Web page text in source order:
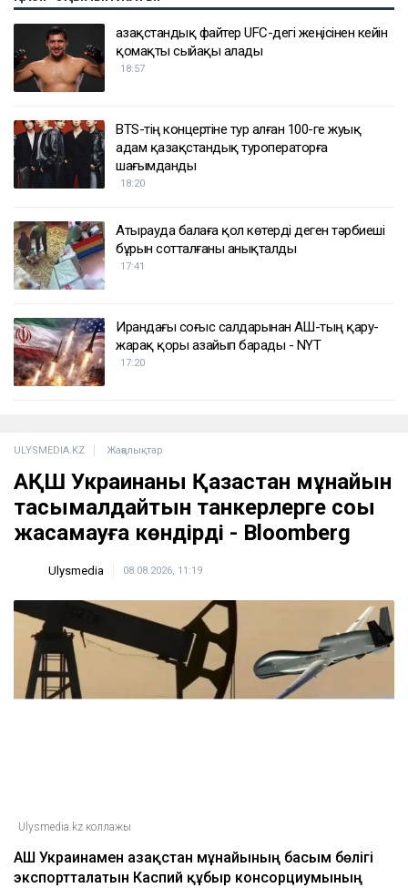
Қазақстандық файтер UFC-дегі жеңісінен кейін
қомақты сыйақы алады
18:57
BTS-тің концертіне тур алған 100-ге жуық
адам қазақстандық туроператорға
шағымданды
18:20
Атырауда балаға қол көтерді деген тәрбиеші
бұрын сотталғаны анықталды
17:41
Ирандағы соғыс салдарынан АҚШ-тың қару-
жарақ қоры азайып барады - NYT
17:20
ULYSMEDIA.KZ Жаңалықтар
АҚШ Украинаны Қазақстан мұнайын
тасымалдайтын танкерлерге соққы
жасамауға көндірді - Bloomberg
Ulysmedia 08.08.2026, 11:19
Ulysmedia.kz коллажы
АҚШ Украинамен Қазақстан мұнайының басым бөлігі
экспортталатын Каспий құбыр консорциумының